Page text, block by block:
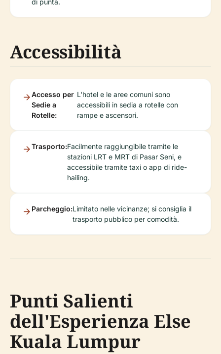
di punta.
Accessibilità
Accesso per
Sedie a
Rotelle:
L'hotel e le aree comuni sono
accessibili in sedia a rotelle con
rampe e ascensori.
Trasporto:Facilmente raggiungibile tramite le
stazioni LRT e MRT di Pasar Seni, e
accessibile tramite taxi o app di ride-
hailing.
Parcheggio:Limitato nelle vicinanze; si consiglia il
trasporto pubblico per comodità.
Punti Salienti
dell'Esperienza Else
Kuala Lumpur